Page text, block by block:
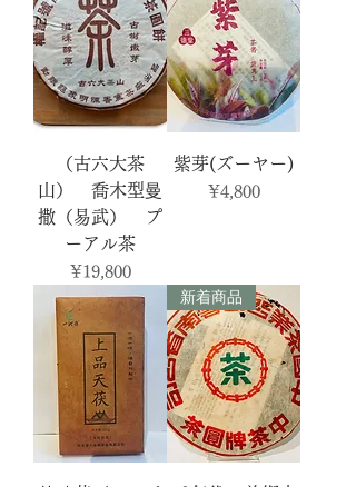
（古六大茶
山） 喬木型曼
撒（易武） プ
ーアル茶
Price
¥19,800
紫芽(ズーヤー)
Price
¥4,800
新着商品